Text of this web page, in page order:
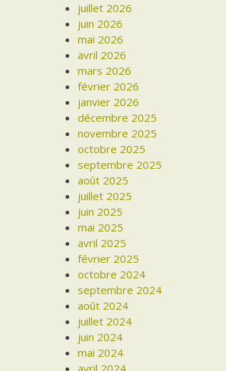
juillet 2026
juin 2026
mai 2026
avril 2026
mars 2026
février 2026
janvier 2026
décembre 2025
novembre 2025
octobre 2025
septembre 2025
août 2025
juillet 2025
juin 2025
mai 2025
avril 2025
février 2025
octobre 2024
septembre 2024
août 2024
juillet 2024
juin 2024
mai 2024